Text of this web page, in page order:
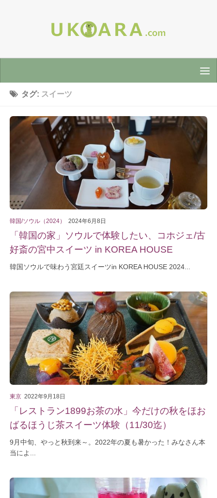
タグ: スイーツ
韓国/ソウル（2024） 2024年6月8日
「韓国の家」ソウルで体験したい、コホジェ/古
好斎の宮中スイーツ in KOREA HOUSE
韓国ソウルで味わう宮廷スイーツin KOREA HOUSE 2024...
東京 2022年9月18日
「レストラン1899お茶の水」今だけの秋をほお
ばるほうじ茶スイーツ体験（11/30迄）
9月中旬、やっと秋到来～。2022年の夏も暑かった！みなさん本
当によ...